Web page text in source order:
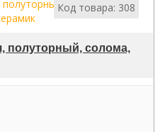
Код товара: 308
полуторный, солома,